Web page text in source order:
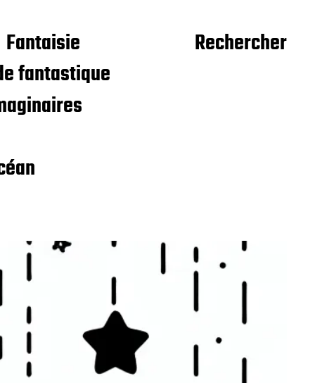
Fantaisie
fantastique
Rechercher